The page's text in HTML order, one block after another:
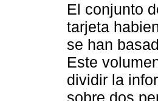
El conjunto
tarjeta
se han
Este
dividir la
sobre dos